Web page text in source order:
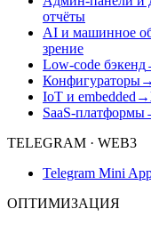
отчёты
AI и машинное
зрение
Low-code бэкенд
Конфигураторы→
IoT и embedded →
SaaS-платформы
TELEGRAM · WEB3
Telegram Mini
ОПТИМИЗАЦИЯ